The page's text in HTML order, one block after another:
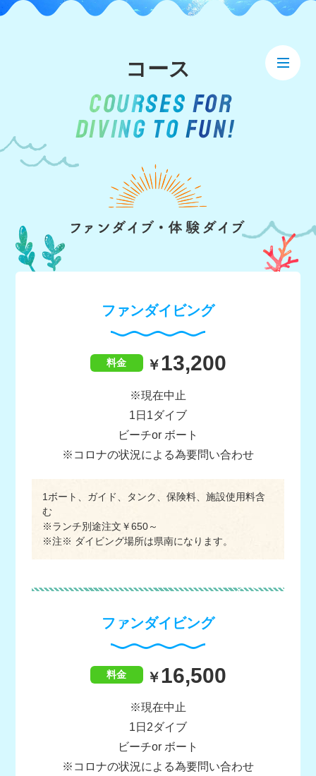
コース
COURSES FOR
DIVING TO FUN!
ファンダイビング
料金 13,200
※現在中止
1日1ダイブ
ビーチor ボート
※コロナの状況による為要問い合わせ
1ボート、ガイド、タンク、保険料、施設使用料含
む
※ランチ別途注文￥650～
※注※ ダイビング場所は県南になります。
ファンダイビング
料金 16,500
※現在中止
1日2ダイブ
ビーチor ボート
※コロナの状況による為要問い合わせ